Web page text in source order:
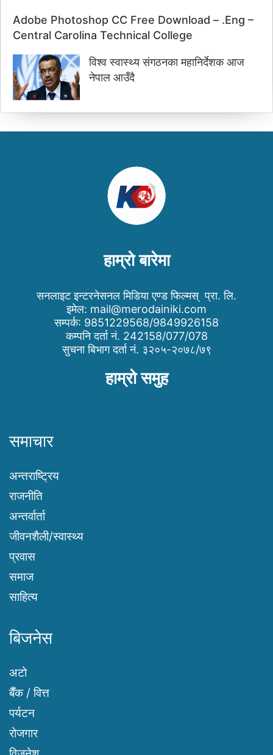
Adobe Photoshop CC Free Download – .Eng –
Central Carolina Technical College
विश्व स्वास्थ्य संगठनका महानिर्देशक आज
नेपाल आउँदै
हाम्रो बारेमा
सनलाइट इन्टरनेसनल मिडिया एण्ड फिल्मस् प्रा. लि.
इमेल: mail@merodainiki.com
सम्पर्क: 9851229568/9849926158
कम्पनि दर्ता नं. 242158/077/078
सुचना बिभाग दर्ता नं. ३२०५-२०७८/७९
हाम्रो समुह
समाचार
अन्तराष्ट्रिय
राजनीति
अन्तर्वार्ता
जीवनशैली/स्वास्थ्य
प्रवास
समाज
साहित्य
बिजनेस
अटो
बैँक / वित्त
पर्यटन
रोजगार